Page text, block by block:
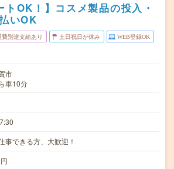
トOK！】コスメ製品の投入・
いOK
費別途支給あり 土日祝日が休み WEB登録OK
市
車10分
事できる方、大歓迎！